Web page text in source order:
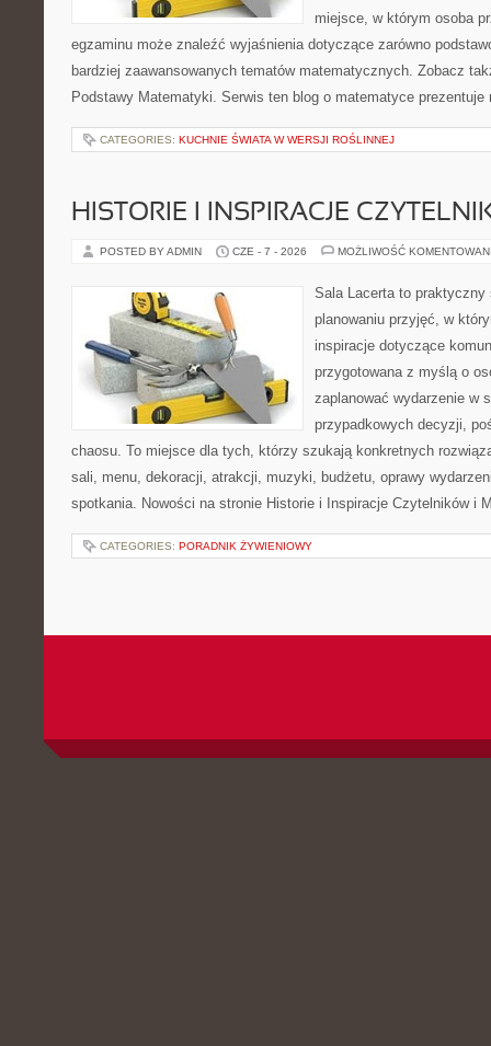
miejsce, w którym osoba
egzaminu może znaleźć wyjaśnienia dotyczące zarówno
bardziej zaawansowanych tematów matematycznych. Zobacz
Podstawy Matematyki. Serwis ten blog o matematyce
CATEGORIES: KUCHNIE ŚWIATA W WERSJI ROŚLINNEJ
HISTORIE I INSPIRACJE
POSTED BY ADMIN CZE - 7 - 2026 MOŻLIWOŚĆ
Sala Lacerta to praktyczny
planowaniu przyjęć, w
inspiracje dotyczące
przygotowana z myślą o
zaplanować wydarzenie w
przypadkowych decyzji,
chaosu. To miejsce dla tych, którzy szukają konkretnych
sali, menu, dekoracji, atrakcji, muzyki, budżetu, oprawy
spotkania. Nowości na stronie Historie i Inspiracje Czytelników i
CATEGORIES: PORADNIK ŻYWIENIOWY